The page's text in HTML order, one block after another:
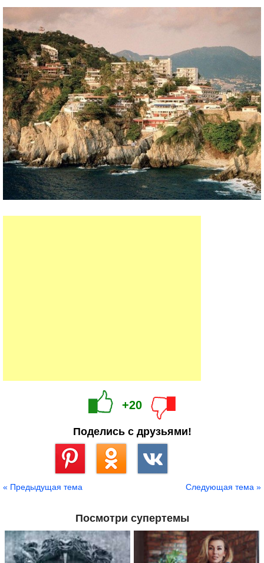
+20
Поделись с друзьями!
« Предыдущая тема Следующая тема »
Посмотри супертемы